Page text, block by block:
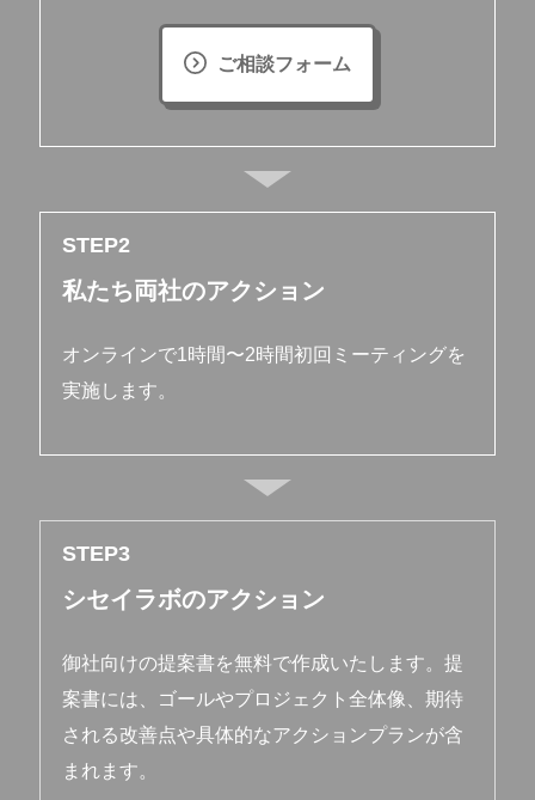
ご相談フォーム
STEP
私たち両社のアクション
オンラインで1時間〜2時間初回ミーティングを
実施します。
STEP
シセイラボのアクション
御社向けの提案書を無料で作成いたします。提
案書には、ゴールやプロジェクト全体像、期待
される改善点や具体的なアクションプランが含
まれます。